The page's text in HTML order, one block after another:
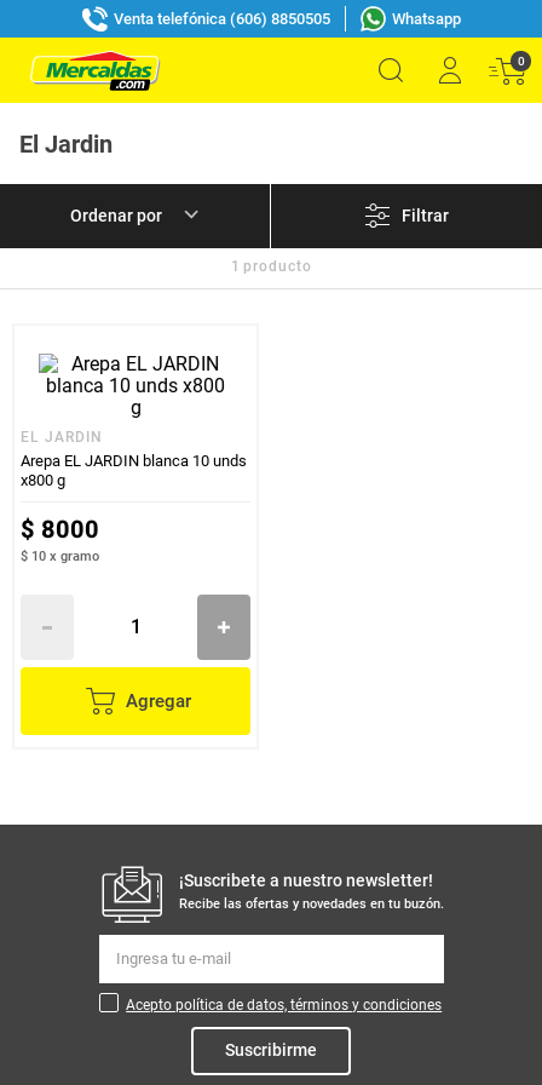
Venta telefónica (606) 8850505 Whatsapp
0
El Jardin
Filtrar
1 producto
EL JARDIN
Arepa EL JARDIN blanca 10 unds
x800 g
$ 8000
$ 10 x gramo
Agregar
¡Suscribete a nuestro newsletter!
Recibe las ofertas y novedades en tu buzón.
Acepto política de datos, términos y condiciones
Suscribirme